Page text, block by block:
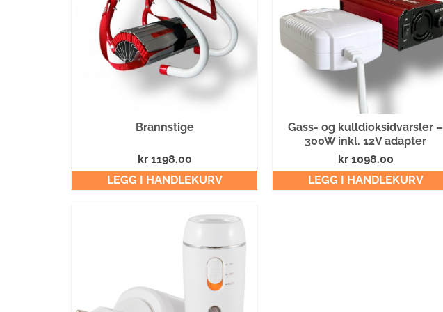
Brannstige
kr1198.00
LEGG I HANDLEKURV
Gass- og kulldioksidvarsler –
300W inkl. 12V adapter
kr1098.00
LEGG I HANDLEKURV